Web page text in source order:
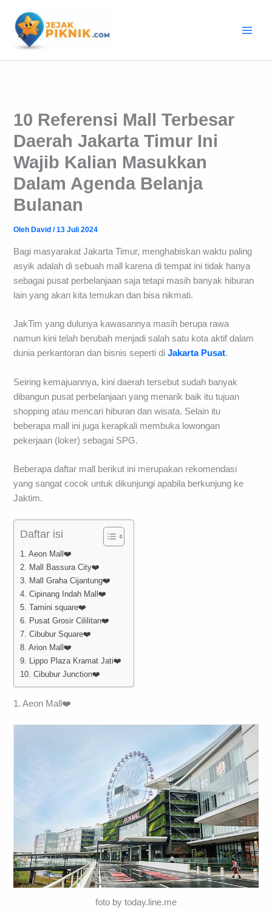
konten
10 Referensi Mall Terbesar
Daerah Jakarta Timur Ini
Wajib Kalian Masukkan
Dalam Agenda Belanja
Bulanan
Oleh David/13 Juli 2024
Bagi masyarakat Jakarta Timur, menghabiskan waktu paling
asyik adalah di sebuah mall karena di tempat ini tidak hanya
sebagai pusat perbelanjaan saja tetapi masih banyak hiburan
lain yang akan kita temukan dan bisa nikmati.
JakTim yang dulunya kawasannya masih berupa rawa
namun kini telah berubah menjadi salah satu kota aktif dalam
dunia perkantoran dan bisnis seperti diJakarta Pusat.
Seiring kemajuannya, kini daerah tersebut sudah banyak
dibangun pusat perbelanjaan yang menarik baik itu tujuan
shopping atau mencari hiburan dan wisata. Selain itu
beberapa mall ini juga kerapkali membuka lowongan
pekerjaan (loker) sebagai SPG.
Beberapa daftar mall berikut ini merupakan rekomendasi
yang sangat cocok untuk dikunjungi apabila berkunjung ke
Jaktim.
Daftar isi
1. Aeon Mall❤️
2. Mall Bassura City❤️
3. Mall Graha Cijantung❤️
4. Cipinang Indah Mall❤️
5. Tamini square❤️
6. Pusat Grosir Cililitan❤️
7. Cibubur Square❤️
8. Arion Mall❤️
9. Lippo Plaza Kramat Jati❤️
10. Cibubur Junction❤️
1. Aeon Mall❤️
foto by today.line.me